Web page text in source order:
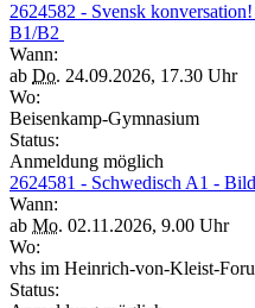
2624582 - Svensk
B1/B2
Wann:
ab Do. 24.09.2026, 17.30 Uhr
Wo:
Beisenkamp-Gymnasium
Status:
Anmeldung möglich
2624581 - Schwedisch A1 -
Wann:
ab Mo. 02.11.2026, 9.00 Uhr
Wo:
vhs im Heinrich-von-Kleist-
Status: